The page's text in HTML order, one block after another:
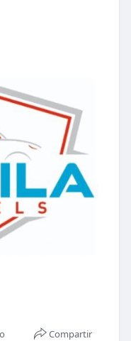
Compartir